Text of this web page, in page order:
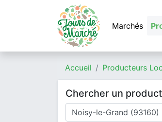
Marchés
Accueil Producteurs
Chercher un
Où cherchez-vous un producteur ?
Type de produits
Produits
Mode de livraison